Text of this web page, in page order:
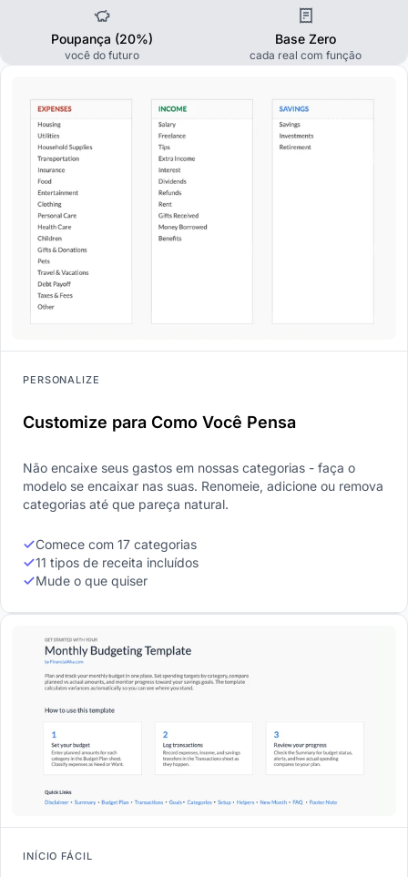
Poupança (20%)
você do futuro
Base Zero
cada real com função
PERSONALIZE
Customize para Como Você Pensa
Não encaixe seus gastos em nossas categorias - faça o
modelo se encaixar nas suas. Renomeie, adicione ou remova
categorias até que pareça natural.
Comece com 17 categorias
11 tipos de receita incluídos
Mude o que quiser
INÍCIO FÁCIL